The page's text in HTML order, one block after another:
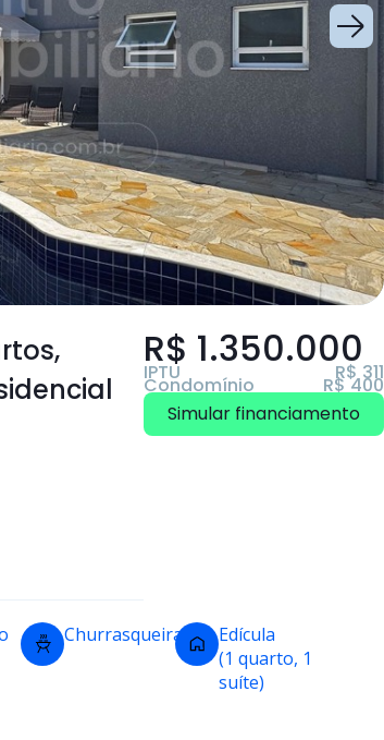
,
R$ 1.350.000
IPTU R$ 311
Condomínio
R$ 400
Simular financiamento
Churrasqueira
Edícula
(1 quarto, 1
suíte)